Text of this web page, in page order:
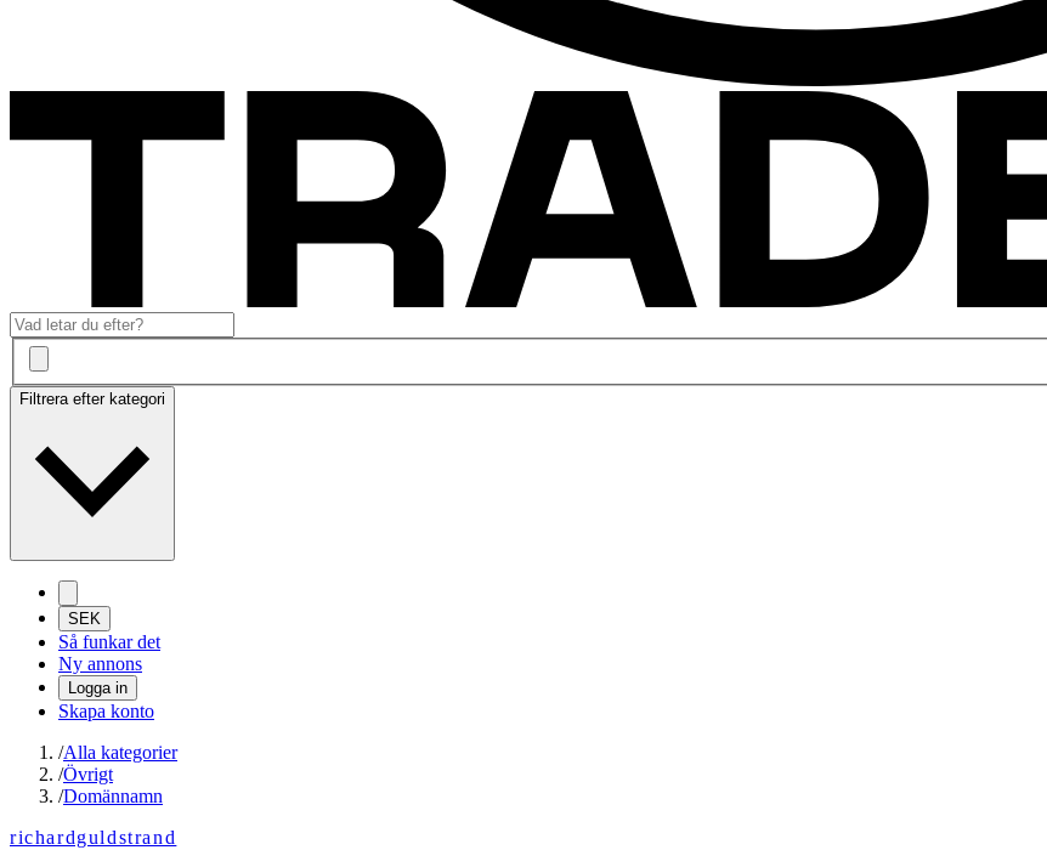
Filtrera efter kategori
SEK
Så funkar det
Ny annons
Logga in
Skapa konto
/Alla kategorier
/Övrigt
/Domännamn
richardguldstrand